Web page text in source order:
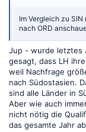
Im Vergleich zu
nach ORD
Jup - wurde letztes
gesagt, dass LH
weil Nachfrage
nach Südostasien.
sind alle Länder in
Aber wie auch
nicht nötig die
das gesamte Jahr